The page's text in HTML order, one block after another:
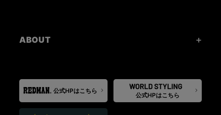
ABOUT
公式HPはこちら
公式HPはこちら